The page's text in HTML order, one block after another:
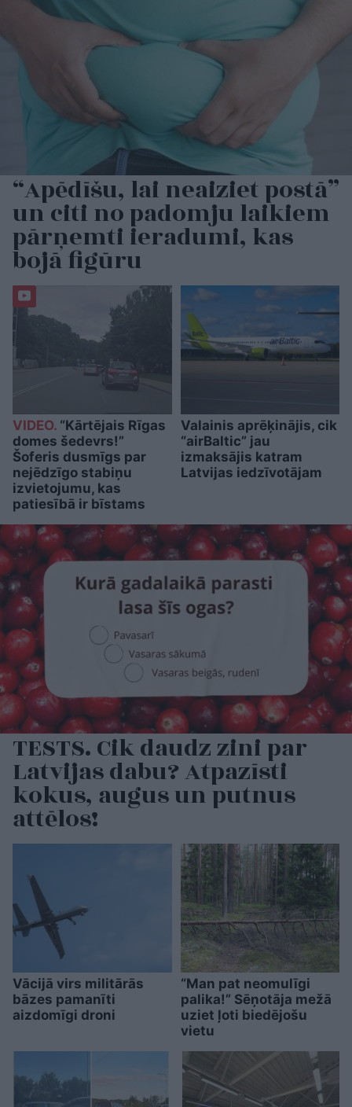
“Apēdīšu, lai neaiziet postā”
un citi no padomju laikiem
pārņemti ieradumi, kas
bojā figūru
VIDEO. “Kārtējais Rīgas
domes šedevrs!”
Šoferis dusmīgs par
nejēdzīgo stabiņu
izvietojumu, kas
patiesībā ir bīstams
Valainis aprēķinājis, cik
“airBaltic” jau
izmaksājis katram
Latvijas iedzīvotājam
TESTS. Cik daudz zini par
Latvijas dabu? Atpazīsti
kokus, augus un putnus
attēlos!
Vācijā virs militārās
bāzes pamanīti
aizdomīgi droni
“Man pat neomulīgi
palika!” Sēņotāja mežā
uziet ļoti biedējošu
vietu